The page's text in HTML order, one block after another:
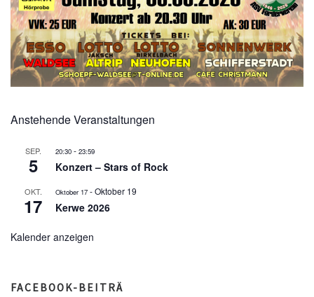
Anstehende Veranstaltungen
SEP.
5
20:30 - 23:59
Konzert – Stars of Rock
OKT.
17
Oktober 17 -Oktober 19
Kerwe 2026
Kalender anzeigen
FACEBOOK-BEITRÄ